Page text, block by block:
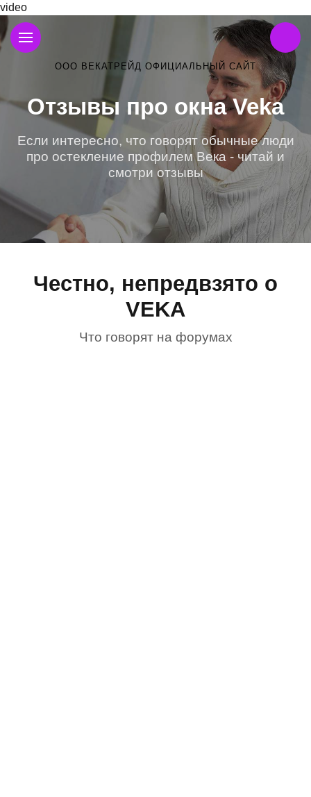
video
ООО ВЕКАТРЕЙД ОФИЦИАЛЬНЫЙ САЙТ
Отзывы про окна Veka
Если интересно, что говорят обычные люди
про остекление профилем Века - читай и
смотри отзывы
Честно, непредвзято о
VEKA
Что говорят на форумах